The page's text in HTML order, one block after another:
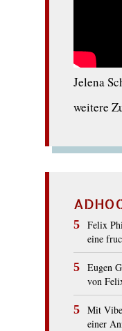
Jelena
weitere
Felix
eine
Eugen
von
Mit
einer